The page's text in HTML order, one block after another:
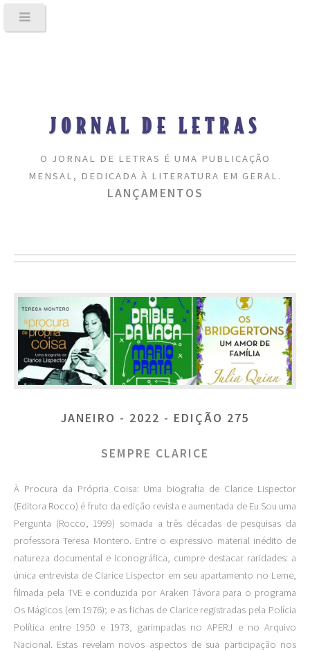
JORNAL DE LETRAS
O JORNAL DE LETRAS É UMA PUBLICAÇÃO
MENSAL, DEDICADA À LITERATURA EM GERAL.
LANÇAMENTOS
JANEIRO - 2022 - EDIÇÃO 275
SEMPRE CLARICE
À Procura da Própria Coisa: Uma biografia de Clarice Lispector
(Editora Rocco) é fruto da edição revista e aumentada de Eu Sou uma
Pergunta (Rocco, 1999) somada a três décadas de pesquisas da
professora Teresa Montero. Entre o expressivo material inédito de
natureza documental e iconográfica, cumpre destacar raridades: a
única entrevista de Clarice Lispector em seu apartamento no Leme,
filmada pela TVE e conduzida por Araken Távora para o programa
Os Mágicos (em 1976); e as fichas de Clarice registradas pela Polícia
Política entre 1950 e 1973, garimpadas no APERJ e no Arquivo
Nacional. Estas revelam novos aspectos de sua participação nos